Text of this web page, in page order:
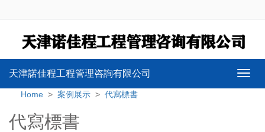
天津諾佳程工程管理咨詢有限公司
Home > 案例展示 > 代寫標書
代寫標書